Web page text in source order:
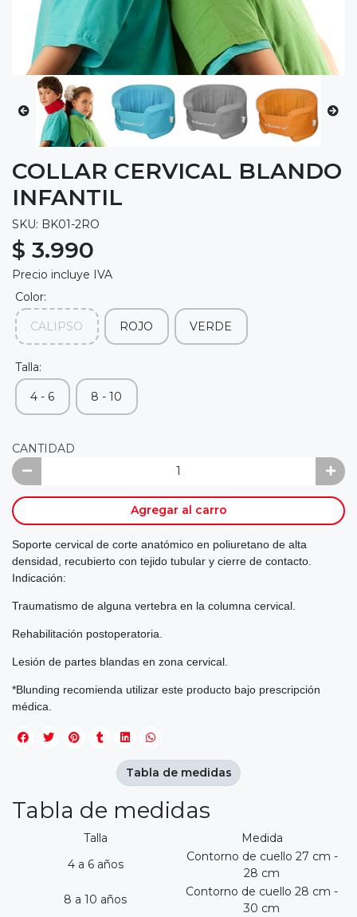
COLLAR CERVICAL BLANDO
INFANTIL
SKU: BK01-2RO
$ 3.990
Precio incluye IVA
Color:
CALIPSO ROJO VERDE
Talla:
4 - 6 8 - 10
CANTIDAD
Agregar al carro
Soporte cervical de corte anatómico en poliuretano de alta
densidad, recubierto con tejido tubular y cierre de contacto.
Indicación:
Traumatismo de alguna vertebra en la columna cervical.
Rehabilitación postoperatoria.
Lesión de partes blandas en zona cervical.
*Blunding recomienda utilizar este producto bajo prescripción
médica.
Tabla de medidas
Talla
Medida
4 a 6 años
Contorno de cuello 27 cm -
28 cm
8 a 10 años
Contorno de cuello 28 cm -
30 cm
Tabla de medidas